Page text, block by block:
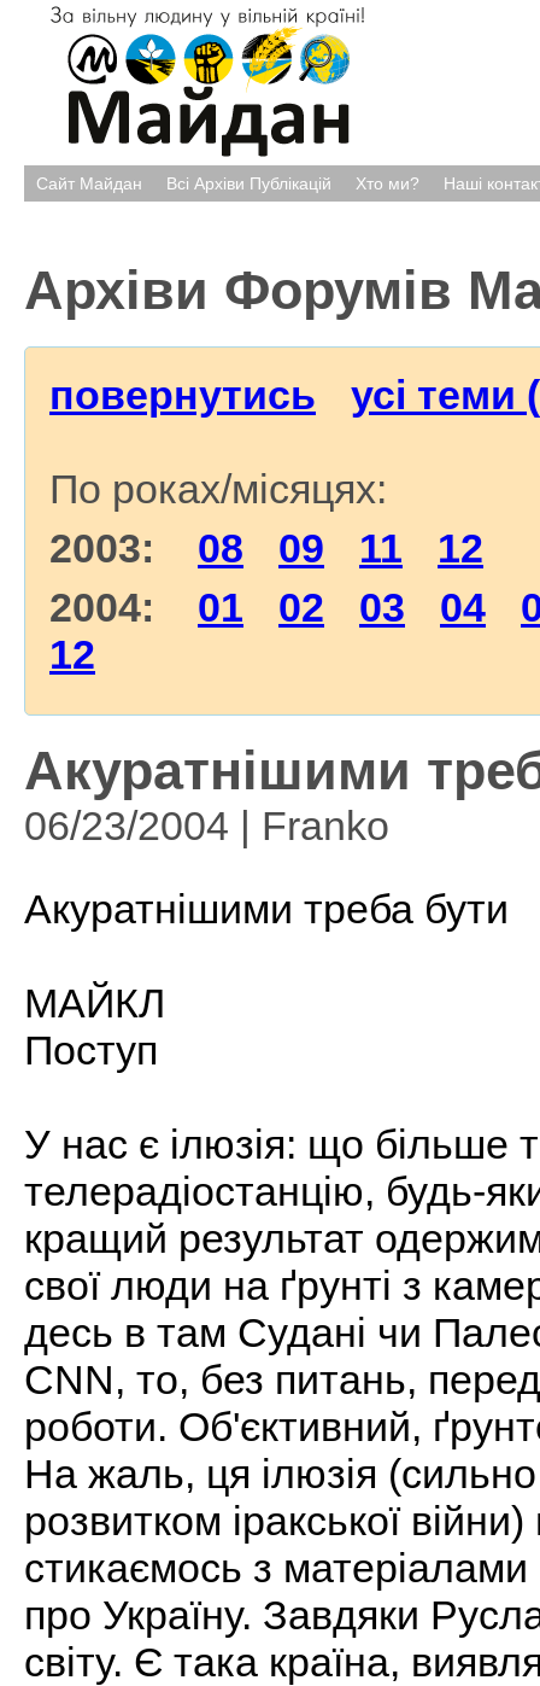
Сайт Майдан Всі Архіви Публікацій Хто ми? Наші
Архіви Форумів
повернутись усі теми
По роках/місяцях:
2003: 08 09 11
12
2004: 01 02 03 04
12
Акуратнішими
06/23/2004 | Franko
Акуратнішими треба бути
МАЙКЛ
Поступ
У нас є ілюзія: що більше
телерадіостанцію, будь-
кращий результат
свої люди на ґрунті з
десь в там Судані чи
СNN, то, без питань,
роботи. Об'єктивний,
На жаль, ця ілюзія
розвитком іракської
стикаємось з
про Україну. Завдяки
світу. Є така країна,